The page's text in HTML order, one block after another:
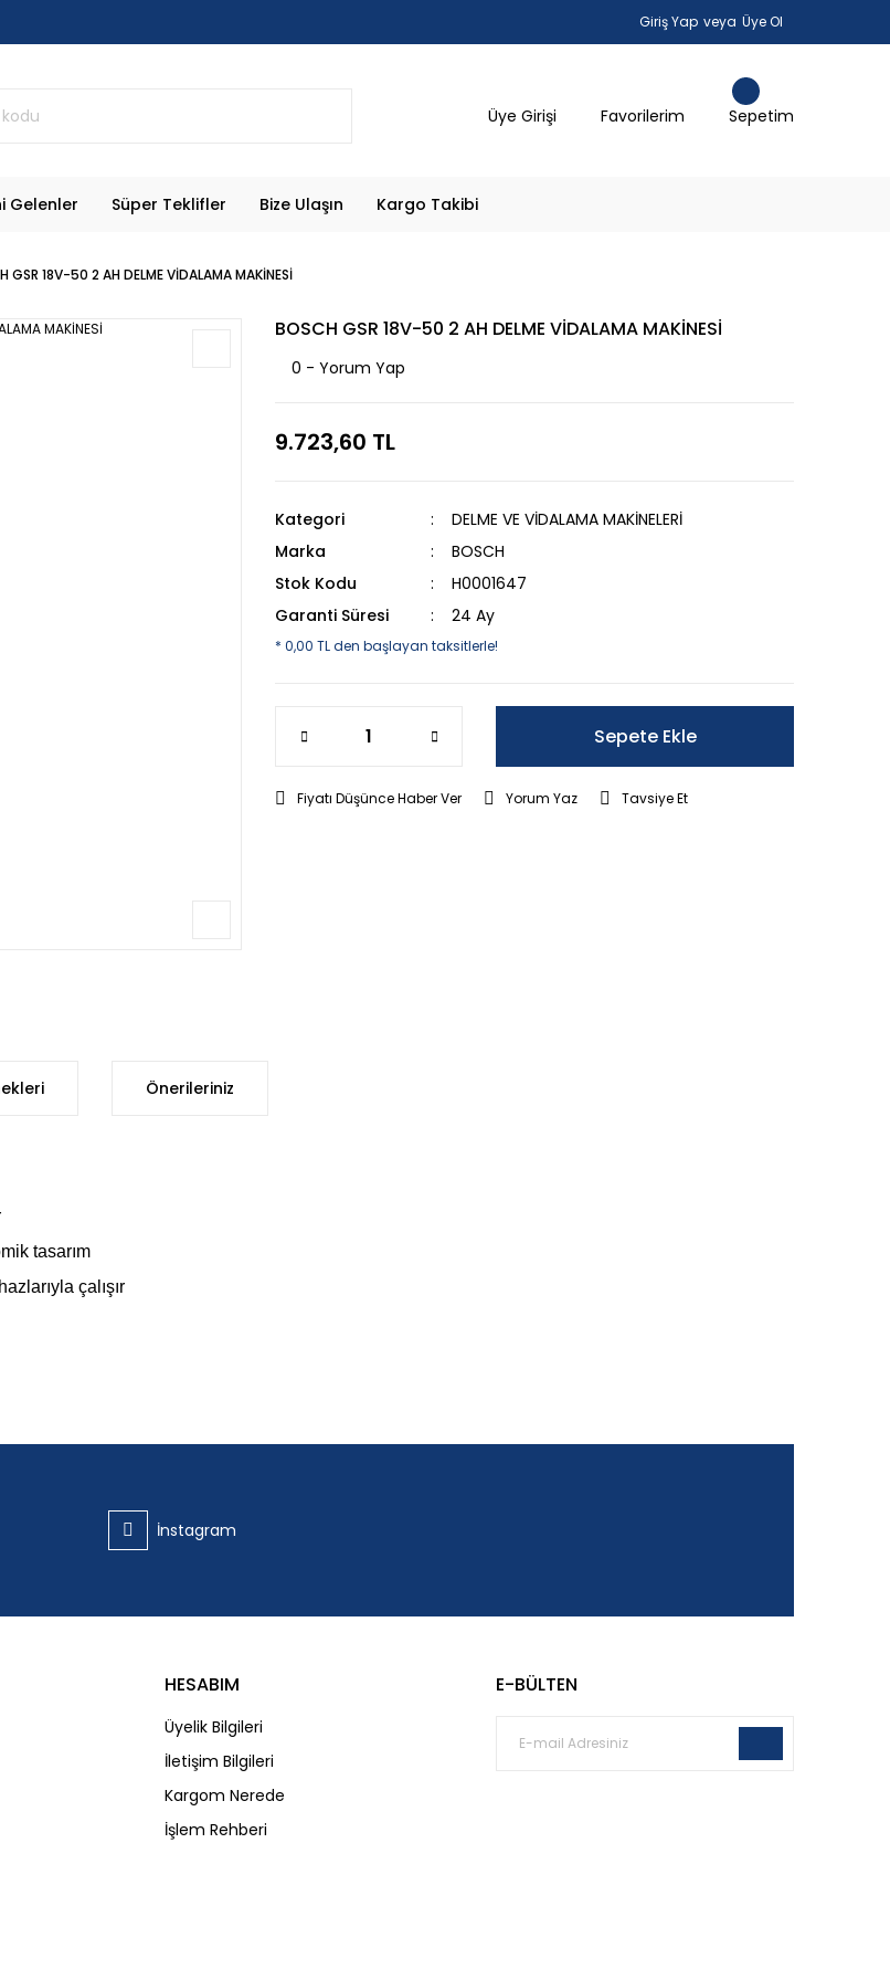
Giriş Yap veya Üye Ol
Üye Girişi Favorilerim Sepetim
Gelenler Süper Teklifler Bize Ulaşın Kargo Takibi
GSR 18V-50 2 AH DELME VİDALAMA MAKİNESİ
BOSCH GSR 18V-50 2 AH DELME VİDALAMA MAKİNESİ
0 - Yorum Yap
9.723,60 TL
Kategori
DELME VE VİDALAMA MAKİNELERİ
Marka
BOSCH
Stok Kodu
H0001647
Garanti Süresi
24 Ay
* 0,00 TL den başlayan taksitlerle!
Sepete Ekle
Fiyatı Düşünce Haber Ver Yorum Yaz Tavsiye Et
Önerileriniz
tasarım
çalışır
Gönder
İnstagram
HESABIM
Üyelik Bilgileri
İletişim Bilgileri
Kargom Nerede
İşlem Rehberi
E-BÜLTEN